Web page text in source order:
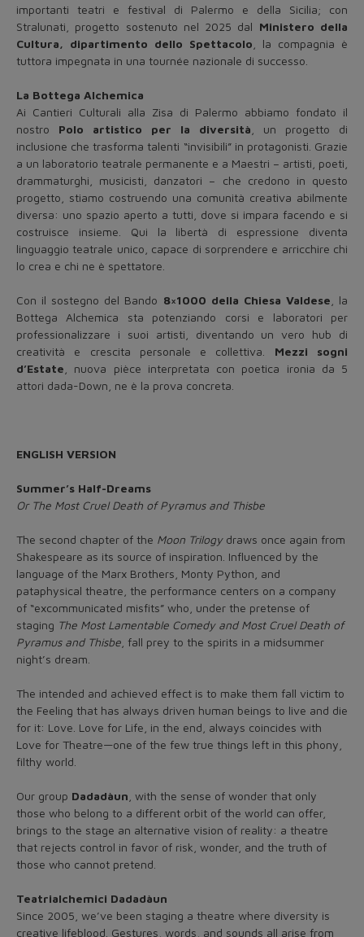
importanti teatri e festival di Palermo e della Sicilia; con
Stralunati, progetto sostenuto nel 2025 dal Ministero della
Cultura, dipartimento dello Spettacolo , la compagnia è
tuttora impegnata in una tournée nazionale di successo.
La Bottega Alchemica
Ai Cantieri Culturali alla Zisa di Palermo abbiamo fondato il
nostro Polo artistico per la diversità , un progetto di
inclusione che trasforma talenti “invisibili” in protagonisti. Grazie
a un laboratorio teatrale permanente e a Maestri – artisti, poeti,
drammaturghi, musicisti, danzatori – che credono in questo
progetto, stiamo costruendo una comunità creativa abilmente
diversa: uno spazio aperto a tutti, dove si impara facendo e si
costruisce insieme. Qui la libertà di espressione diventa
linguaggio teatrale unico, capace di sorprendere e arricchire chi
lo crea e chi ne è spettatore.
Con il sostegno del Bando 8×1000 della Chiesa Valdese , la
Bottega Alchemica sta potenziando corsi e laboratori per
professionalizzare i suoi artisti, diventando un vero hub di
creatività e crescita personale e collettiva. Mezzi sogni
d’Estate , nuova pièce interpretata con poetica ironia da 5
attori dada-Down, ne è la prova concreta.
ENGLISH VERSION
Summer’s Half-Dreams
Or The Most Cruel Death of Pyramus and Thisbe
The second chapter of the Moon Trilogydraws once again from
Shakespeare as its source of inspiration. Influenced by the
language of the Marx Brothers, Monty Python, and
pataphysical theatre, the performance centers on a company
of “excommunicated misfits” who, under the pretense of
staging The Most Lamentable Comedy and Most Cruel Death of
Pyramus and Thisbe , fall prey to the spirits in a midsummer
night’s dream.
The intended and achieved effect is to make them fall victim to
the Feeling that has always driven human beings to live and die
for it: Love. Love for Life, in the end, always coincides with
Love for Theatre—one of the few true things left in this phony,
filthy world.
Our group Dadadàun , with the sense of wonder that only
those who belong to a different orbit of the world can offer,
brings to the stage an alternative vision of reality: a theatre
that rejects control in favor of risk, wonder, and the truth of
those who cannot pretend.
Teatrialchemici Dadadàun
Since 2005, we’ve been staging a theatre where diversity is
creative lifeblood. Gestures, words, and sounds all arise from